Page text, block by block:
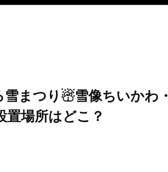
まつり☃雪像ちいかわ・
場所はどこ？